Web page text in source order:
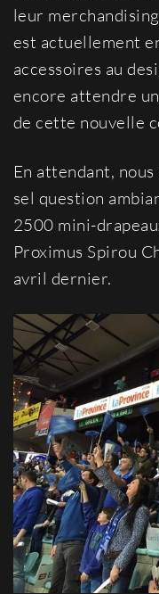
leur
est actuellement
accessoires au
encore attendre
de cette nouvelle
En attendant,
sel question
2500 mini-
Proximus Spirou
avril dernier.